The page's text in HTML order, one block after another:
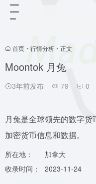
首页 • 行情分析 • 正文
Moontok 月兔
3年前发布 79 0
月兔是全球领先的数字
加密货币信息和数据。
所在地：
加拿大
收录时间：
2023-11-24